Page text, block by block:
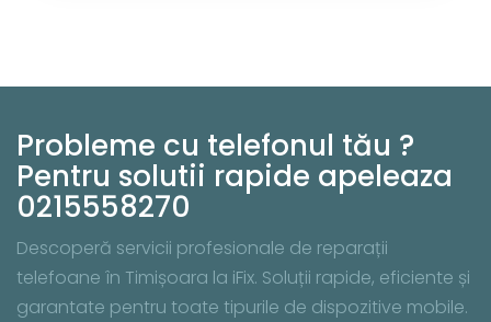
Probleme cu telefonul tău ?
Pentru solutii rapide apeleaza
0215558270
Descoperă servicii profesionale de reparații
telefoane în Timișoara la iFix. Soluții rapide, eficiente și
garantate pentru toate tipurile de dispozitive mobile.